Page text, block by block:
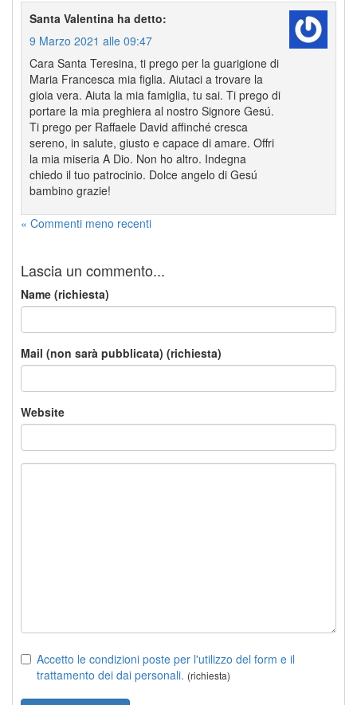
Santa Valentina ha detto:
9 Marzo 2021 alle 09:47
Cara Santa Teresina, ti prego per la guarigione di
Maria Francesca mia figlia. Aiutaci a trovare la
gioia vera. Aiuta la mia famiglia, tu sai. Ti prego di
portare la mia preghiera al nostro Signore Gesú.
Ti prego per Raffaele David affinché cresca
sereno, in salute, giusto e capace di amare. Offri
la mia miseria A Dio. Non ho altro. Indegna
chiedo il tuo patrocinio. Dolce angelo di Gesú
bambino grazie!
« Commenti meno recenti
Lascia un commento...
Name (richiesta)
Mail (non sarà pubblicata) (richiesta)
Website
Accetto le condizioni poste per l'utilizzo del form e il
trattamento dei dai personali. (richiesta)